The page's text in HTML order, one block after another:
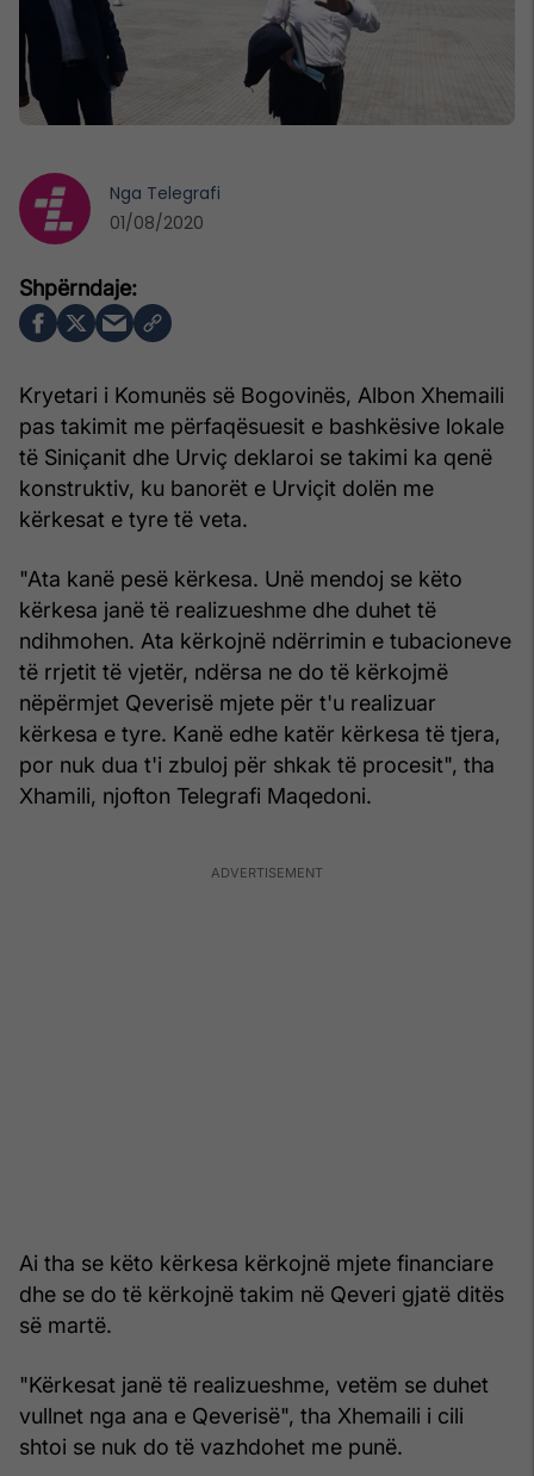
Kryetari i Komunës së Bogovinës, Albon Xhemaili
pas takimit me përfaqësuesit e bashkësive lokale
të Siniçanit dhe Urviç deklaroi se takimi ka qenë
konstruktiv, ku banorët e Urviçit dolën me
kërkesat e tyre të veta.
"Ata kanë pesë kërkesa. Unë mendoj se këto
kërkesa janë të realizueshme dhe duhet të
ndihmohen. Ata kërkojnë ndërrimin e tubacioneve
të rrjetit të vjetër, ndërsa ne do të kërkojmë
nëpërmjet Qeverisë mjete për t'u realizuar
kërkesa e tyre. Kanë edhe katër kërkesa të tjera,
por nuk dua t'i zbuloj për shkak të procesit", tha
Xhamili, njofton Telegrafi Maqedoni.
Ai tha se këto kërkesa kërkojnë mjete financiare
dhe se do të kërkojnë takim në Qeveri gjatë ditës
së martë.
"Kërkesat janë të realizueshme, vetëm se duhet
vullnet nga ana e Qeverisë", tha Xhemaili i cili
shtoi se nuk do të vazhdohet me punë.
Nga Telegrafi
01/08/2020